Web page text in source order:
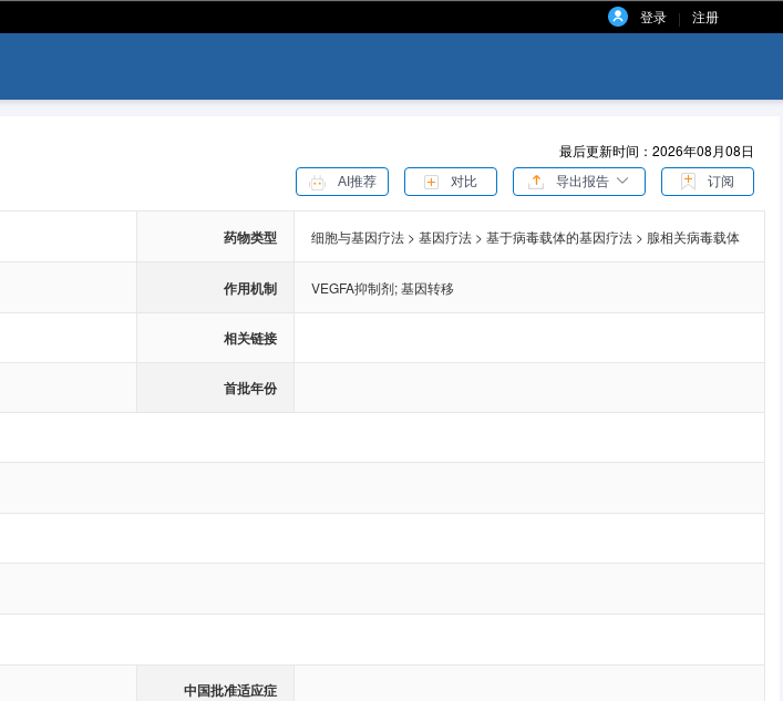
登录 | 注册
最后更新时间：2026年08月08日
AI推荐 对比 导出报告 订阅
药物类型 细胞与基因疗法 > 基因疗法 > 基于病毒载体的基因疗法 > 腺相关病毒载体
作用机制 VEGFA抑制剂;基因转移
相关链接
首批年份
中国批准适应症